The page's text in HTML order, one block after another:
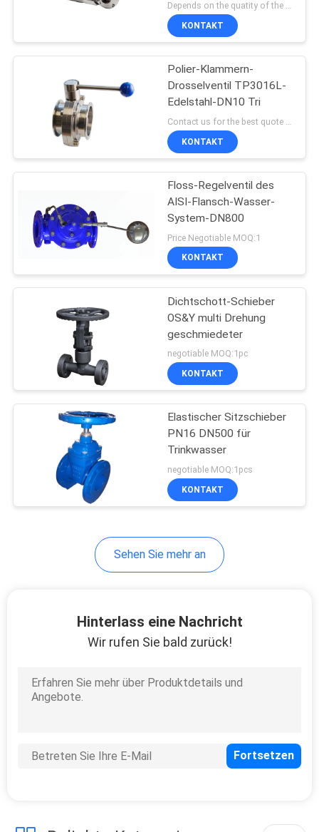
Hydraulisches
betätigtes
Kugelventil
10
Kälteerzeugendes
Kugelventil
Elastischer
Sitzschieber
Dichtschott-
KONTAKT
Polier-Klammern-
Drosselventil TP3016L-
Edelstahl-DN10 Tri
KONTAKT
Floss-Regelventil des
AISI-Flansch-Wasser-
System-DN800
Price Negotiable MOQ:1
KONTAKT
Dichtschott-Schieber
OS&Y multi Drehung
geschmiedeter
negotiable MOQ:1pc
KONTAKT
Elastischer Sitzschieber
PN16 DN500 für
Trinkwasser
negotiable MOQ:1pcs
KONTAKT
Sehen Sie mehr an
Hinterlass eine Nachricht
Wir rufen Sie bald zurück!